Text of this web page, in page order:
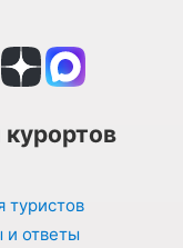
туристов
и ответы